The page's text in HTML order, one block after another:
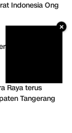
Indonesia Ong
HP
Raya terus
Tangerang
×